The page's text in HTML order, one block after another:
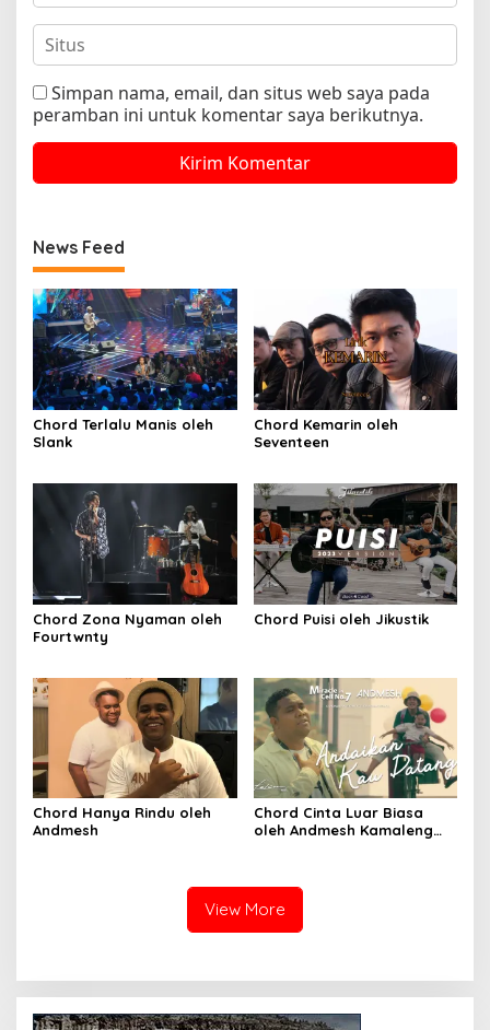
Simpan nama, email, dan situs web saya pada
peramban ini untuk komentar saya berikutnya.
News Feed
Chord Terlalu Manis oleh
Slank
Chord Kemarin oleh
Seventeen
Chord Zona Nyaman oleh
Fourtwnty
Chord Puisi oleh Jikustik
Chord Hanya Rindu oleh
Andmesh
Chord Cinta Luar Biasa
oleh Andmesh Kamaleng
View More